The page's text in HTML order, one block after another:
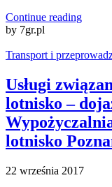
Continue reading
by 7gr.pl
Transport i
Usługi
lotnisko –
lotnisko
22 września 2017